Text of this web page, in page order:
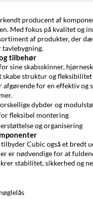
producent af
Med fokus på kvalitet og
af produkter, der
tavlebygning.
tilbehør
sine skabsskinner,
skabe struktur og
afgørende for en effektiv og
dybder og
fleksibel montering
og organisering
Cubic også et bredt
er nødvendige for at
stabilitet, sikkerhed og